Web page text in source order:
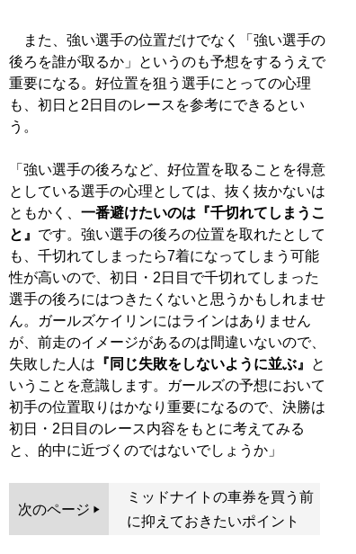
また、強い選手の位置だけでなく「強い選手の
後ろを誰が取るか」というのも予想をするうえで
重要になる。好位置を狙う選手にとっての心理
も、初日と2日目のレースを参考にできるとい
う。
「強い選手の後ろなど、好位置を取ることを得意
としている選手の心理としては、抜く抜かないは
ともかく、 一番避けたいのは『千切れてしまうこ
と』 です。強い選手の後ろの位置を取れたとして
も、千切れてしまったら7着になってしまう可能
性が高いので、初日・2日目で千切れてしまった
選手の後ろにはつきたくないと思うかもしれませ
ん。ガールズケイリンにはラインはありません
が、前走のイメージがあるのは間違いないので、
失敗した人は 『同じ失敗をしないように並ぶ』
と
いうことを意識します。ガールズの予想において
初手の位置取りはかなり重要になるので、決勝は
初日・2日目のレース内容をもとに考えてみる
と、的中に近づくのではないでしょうか」
次のページ
ミッドナイトの車券を買う前
に抑えておきたいポイント